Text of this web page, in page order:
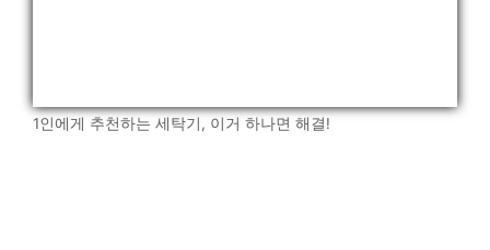
1인에게 추천하는 세탁기, 이거 하나면 해결!